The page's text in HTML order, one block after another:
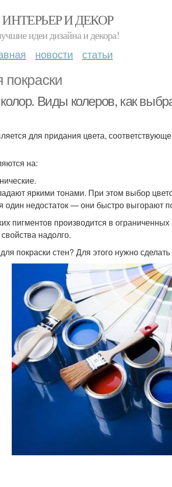
ИНТЕРЬЕР И ДЕКОР
идеи дизайна и декора!
новости статьи
покраски
Виды колеров, как
для придания цвета,
на:
яркими тонами. При этом выбор
один недостаток — они быстро выгорают
пигментов производится в
надолго.
покраски стен? Для этого нужно